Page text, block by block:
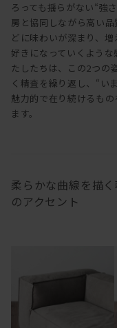
ろっても揺らがない“強
房と協同しながら高い
どに味わいが深まり、
好きになっていくよう
たしたちは、この2つの
く精査を繰り返し、“い
魅力的で在り続けるも
ます。
柔らかな曲線を描
のアクセント